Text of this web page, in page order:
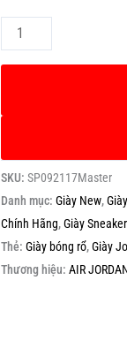
SKU: SP092117Master
Danh mục: Giày New,
Chính Hãng,Giày Sneaker
Thẻ: Giày bóng rổ,Giày
Thương hiệu: AIR